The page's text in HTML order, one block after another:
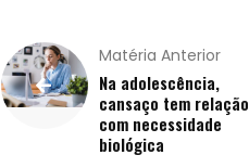
Notícias
Opinião
Matéria Anterior
Na adolescência,
cansaço tem relação
com necessidade
biológica